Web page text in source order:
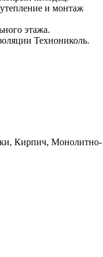
и монтаж
этажа.
Технониколь.
Кирпич, Монолитно-